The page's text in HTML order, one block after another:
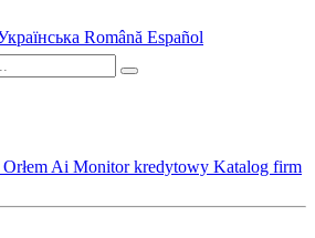
Română Español
Ai Monitor kredytowy Katalog firm